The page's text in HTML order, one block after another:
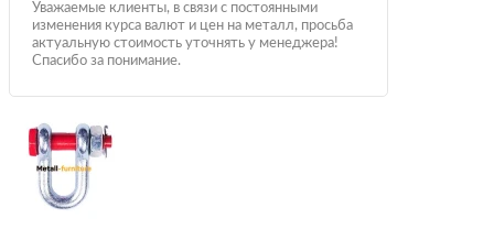
Уважаемые клиенты, в связи с постоянными
изменения курса валют и цен на металл, просьба
актуальную стоимость уточнять у менеджера!
Спасибо за понимание.